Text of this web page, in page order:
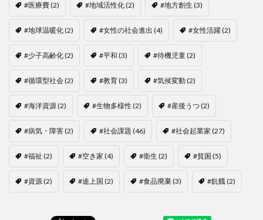
#医療費(2) #地域活性化(2) #地方創生 (3)
#地球温暖化(2) #女性の社会進出 (4) #女性活躍(2)
#少子高齢化(2) #平和 (3) #待機児童(2)
#循環型社会(2) #教育(3) #気候変動(2)
#海洋資源(2) #生物多様性(2) #産後うつ (2)
#病気・障害(2) #社会課題 (46) #社会起業家 (27)
#福祉 (2) #空き家 (4) #衛生 (2) #貧困 (5)
#資源(2) #途上国 (2) #食品廃棄(3) #飢餓(2)